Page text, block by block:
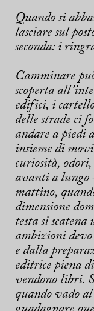
Quando si
lasciare sul
seconda: i
Camminare
scoperta
edifici, i
delle strade ci
andare a piedi
insieme di
curiosità,
avanti a lungo
mattino,
dimensione
testa si scatena
ambizioni
e dalla
editrice piena
vendono libri.
quando vado